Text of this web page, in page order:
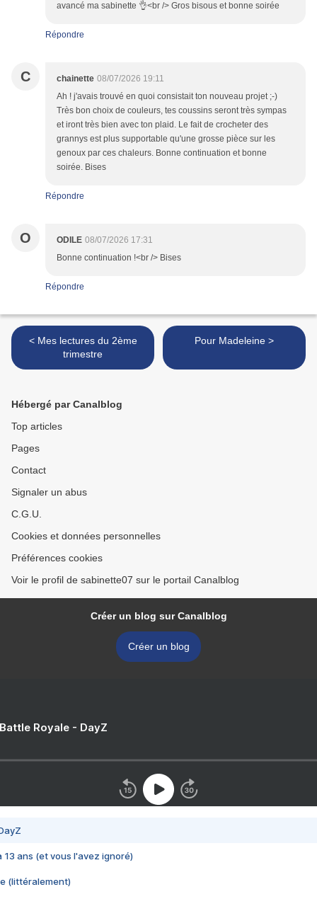
avancé ma sabinette 👌<br /> Gros bisous et bonne soirée
Répondre
C chainette 08/07/2026 19:11
Ah ! j'avais trouvé en quoi consistait ton nouveau projet ;-)
Très bon choix de couleurs, tes coussins seront très sympas
et iront très bien avec ton plaid. Le fait de crocheter des
grannys est plus supportable qu'une grosse pièce sur les
genoux par ces chaleurs. Bonne continuation et bonne
soirée. Bises
Répondre
O ODILE 08/07/2026 17:31
Bonne continuation !<br /> Bises
Répondre
< Mes lectures du 2ème
trimestre
Pour Madeleine >
Hébergé par Canalblog
Top articles
Pages
Contact
Signaler un abus
C.G.U.
Cookies et données personnelles
Préférences cookies
Voir le profil de sabinette07 sur le portail Canalblog
Créer un blog sur Canalblog
Créer un blog
Royale - DayZ
13 ans (et vous l'avez ignoré)
(littéralement)